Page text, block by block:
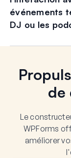
événements
DJ ou les
de
Le
WPForms
améliorer